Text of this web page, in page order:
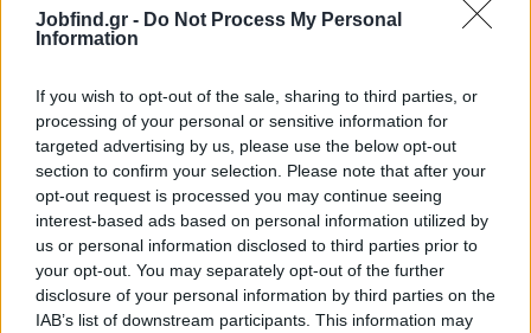
Jobfind.gr - Do Not Process My Personal
Information
If you wish to opt-out of the sale, sharing to third parties, or
processing of your personal or sensitive information for
targeted advertising by us, please use the below opt-out
section to confirm your selection. Please note that after your
opt-out request is processed you may continue seeing
interest-based ads based on personal information utilized by
us or personal information disclosed to third parties prior to
your opt-out. You may separately opt-out of the further
disclosure of your personal information by third parties on the
IAB’s list of downstream participants. This information may
Παρέχεται εκπαίδευση